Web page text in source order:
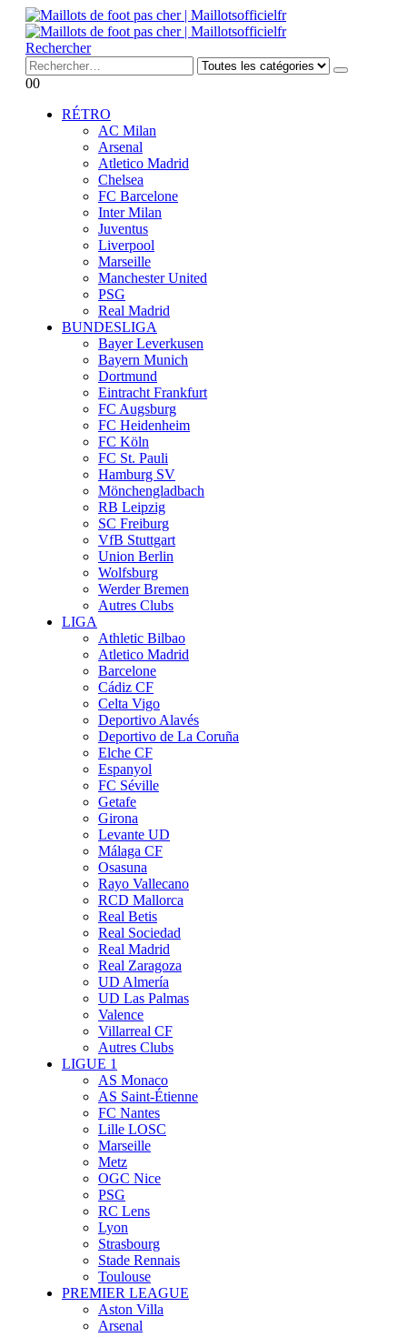
Rechercher
00
RÉTRO
AC Milan
Arsenal
Atletico Madrid
Chelsea
FC Barcelone
Inter Milan
Juventus
Liverpool
Marseille
Manchester United
PSG
Real Madrid
BUNDESLIGA
Bayer Leverkusen
Bayern Munich
Dortmund
Eintracht Frankfurt
FC Augsburg
FC Heidenheim
FC Köln
FC St. Pauli
Hamburg SV
Mönchengladbach
RB Leipzig
SC Freiburg
VfB Stuttgart
Union Berlin
Wolfsburg
Werder Bremen
Autres Clubs
LIGA
Athletic Bilbao
Atletico Madrid
Barcelone
Cádiz CF
Celta Vigo
Deportivo Alavés
Deportivo de La Coruña
Elche CF
Espanyol
FC Séville
Getafe
Girona
Levante UD
Málaga CF
Osasuna
Rayo Vallecano
RCD Mallorca
Real Betis
Real Sociedad
Real Madrid
Real Zaragoza
UD Almería
UD Las Palmas
Valence
Villarreal CF
Autres Clubs
LIGUE 1
AS Monaco
AS Saint-Étienne
FC Nantes
Lille LOSC
Marseille
Metz
OGC Nice
PSG
RC Lens
Lyon
Strasbourg
Stade Rennais
Toulouse
PREMIER LEAGUE
Aston Villa
Arsenal